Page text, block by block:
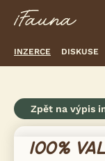
INZERCE DISKUSE
Zpět na výpis
100%